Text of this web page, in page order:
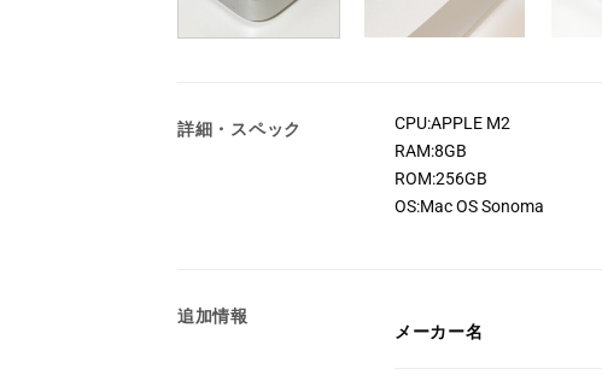
詳細・スペック
CPU:APPLE M2
RAM:8GB
ROM:256GB
OS:Mac OS Sonoma
追加情報
メーカー名